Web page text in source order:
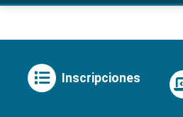
Inscripciones